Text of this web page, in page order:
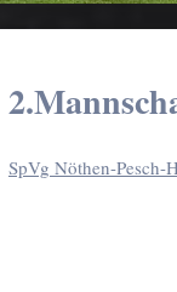
SpVg Nöthen-Pesch-